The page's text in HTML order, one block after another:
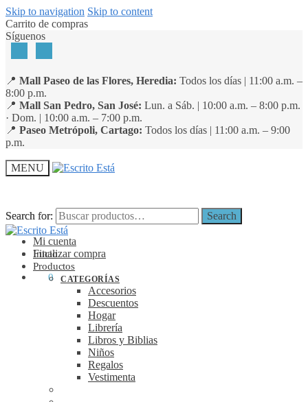
Skip to navigation Skip to content
Carrito de compras
Síguenos
📍 Mall Paseo de las Flores, Heredia: Todos los días | 11:00 a.m. –
8:00 p.m.
📍 Mall San Pedro, San José: Lun. a Sáb. | 10:00 a.m. – 8:00 p.m.
· Dom. | 10:00 a.m. – 7:00 p.m.
📍 Paseo Metrópoli, Cartago: Todos los días | 11:00 a.m. – 9:00
p.m.
MENU
Search for: Search
Mi cuenta
Finalizar compra
0
Search for: Search
Inicio
Productos
CATEGORÍAS
Accesorios
Descuentos
Hogar
Librería
Libros y Biblias
Niños
Regalos
Vestimenta